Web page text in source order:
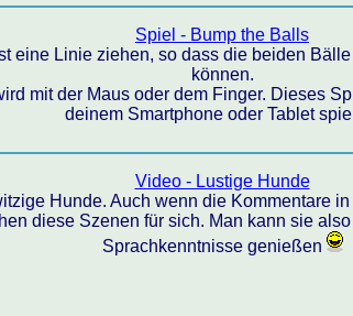
Spiel - Bump the Balls
eine Linie ziehen, so dass die beiden
können.
mit der Maus oder dem Finger. Dieses
deinem Smartphone oder Tablet
Video - Lustige Hunde
Hunde. Auch wenn die Kommentare
diese Szenen für sich. Man kann sie
Sprachkenntnisse genießen